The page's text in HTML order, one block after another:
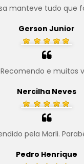
manteve tudo que
Gerson Junior
e muitas
Nercilha Neves
pela Marli.
Pedro Henrique